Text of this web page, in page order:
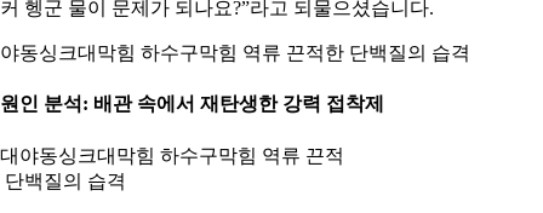
헹군 물이 문제가 되나요?”라고 되물으셨습니다.
동싱크대막힘 하수구막힘 역류 끈적한 단백질의 습격
인 분석: 배관 속에서 재탄생한 강력 접착제